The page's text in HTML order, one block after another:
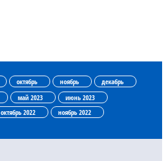
октябрь ноябрь
декабрь
май 2023
июнь 2023
октябрь 2022
ноябрь 2022